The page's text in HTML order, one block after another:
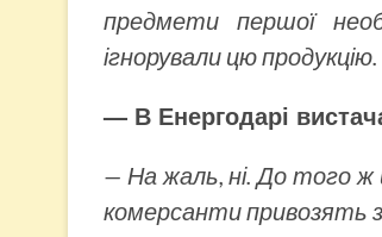
предмети першої
ігнорували цю
— В Енергодарі
— На жаль, ні. До того ж
комерсанти привозять